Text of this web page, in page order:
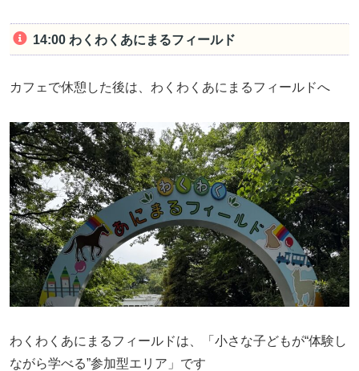
14:00 わくわくあにまるフィールド
カフェで休憩した後は、わくわくあにまるフィールドへ
わくわくあにまるフィールドは、「小さな子どもが“体験し
ながら学べる”参加型エリア」です